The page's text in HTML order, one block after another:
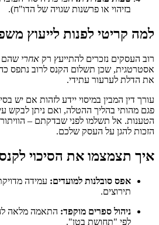
בזיהוי או פרשנות שגויה של הדו"ח).
למה קריטי לפנות לייעוץ
רוב העסקים נזכרים להתייעץ רק אחרי שהם
אסטרטגית, שכן תשלום הקנס לרוב נתפס
את הדלת לערעור עתידי.
עורך דין המבין במיסוי יידע לזהות אם יש
פגם מהותי בהליך ההטלה, ואם ניתן לבקש
הטענות. אל תשלמו לפני שבדקתם –
הזכות להגן על העסק שלכם.
איך תצמצמו את הסיכוי
אפס סובלנות למועדים: עמידה
תירוצים.
ניהול ספרים מוקפד: התאמה מלאה
לפי "תחושת בטן".